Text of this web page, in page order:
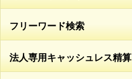
フリーワード検索
法人専用キャッシュレス精算